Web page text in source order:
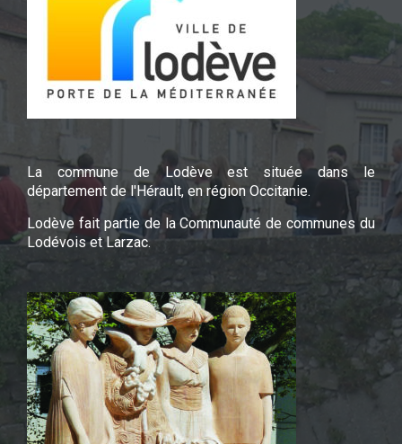
La commune de Lodève est située dans le
département de l'Hérault, en région Occitanie.
Lodève fait partie de la Communauté de communes du
Lodévois et Larzac.